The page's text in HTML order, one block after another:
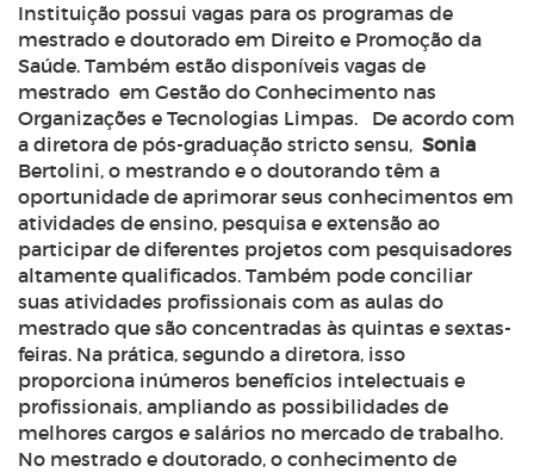
Instituição possui vagas para os programas de
mestrado e doutorado em Direito e Promoção da
Saúde. Também estão disponíveis vagas de
mestrado em Gestão do Conhecimento nas
Organizações e Tecnologias Limpas. De acordo com
a diretora de pós-graduação stricto sensu, Sonia
Bertolini, o mestrando e o doutorando têm a
oportunidade de aprimorar seus conhecimentos em
atividades de ensino, pesquisa e extensão ao
participar de diferentes projetos com pesquisadores
altamente qualificados. Também pode conciliar
suas atividades profissionais com as aulas do
mestrado que são concentradas às quintas e sextas-
feiras. Na prática, segundo a diretora, isso
proporciona inúmeros benefícios intelectuais e
profissionais, ampliando as possibilidades de
melhores cargos e salários no mercado de trabalho.
No mestrado e doutorado, o conhecimento de